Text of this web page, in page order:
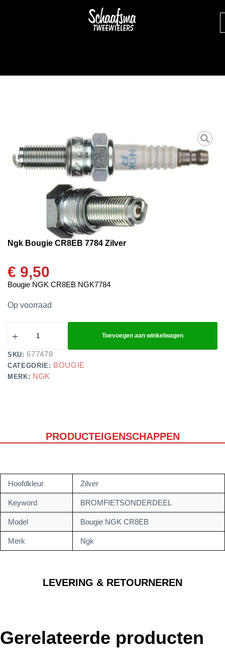
Ngk Bougie CR8EB 7784 Zilver
€ 9,50
Bougie NGK CR8EB NGK7784
Op voorraad
Toevoegen aan winkelwagen
SKU:677478
CATEGORIE: BOUGIE
MERK: NGK
PRODUCTEIGENSCHAPPEN
LEVERING & RETOURNEREN
Hoofdkleur Zilver
Keyword BROMFIETSONDERDEEL
Model Bougie NGK CR8EB
Merk Ngk
Gerelateerde producten